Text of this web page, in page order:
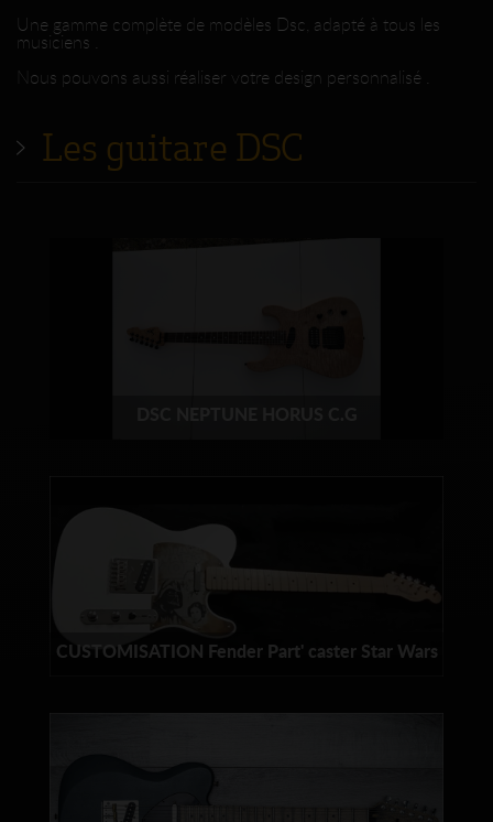
Une gamme complète de modèles Dsc, adapté à tous les
musiciens .
Nous pouvons aussi réaliser votre design personnalisé .
Les guitare DSC
CUSTOMISATION Fender Part' caster Star Wars